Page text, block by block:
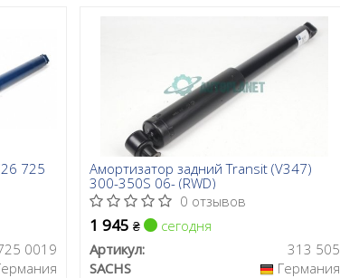
725
0019
Амортизатор задний Transit (V347)
300-350S 06- (RWD)
0 отзывов
1 945 ₴
сегодня
Артикул:
313 505
SACHS
Германия